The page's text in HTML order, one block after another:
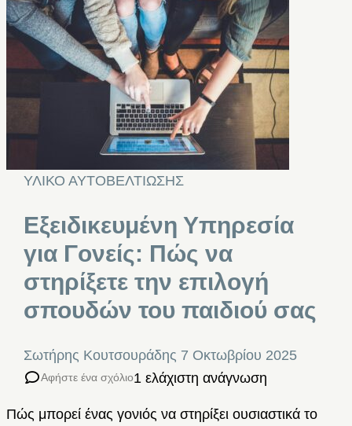
ΥΛΙΚΟ ΑΥΤΟΒΕΛΤΙΩΣΗΣ
Εξειδικευμένη Υπηρεσία
για Γονείς: Πώς να
στηρίξετε την επιλογή
σπουδών του παιδιού σας
Σωτήρης Κουτσουράδης 7 Οκτωβρίου 2025
Αφήστε ένα σχόλιο1 ελάχιστη ανάγνωση
Πώς μπορεί ένας γονιός να στηρίξει ουσιαστικά το